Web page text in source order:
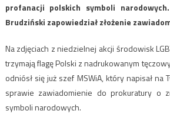
profanacji polskich symboli
Brudziński zapowiedział złożenie
Na zdjęciach z niedzielnej akcji środowisk
trzymają flagę Polski z nadrukowanym
odniósł się już szef MSWiA, który napisał
sprawie zawiadomienie do prokuratury o
symboli narodowych.